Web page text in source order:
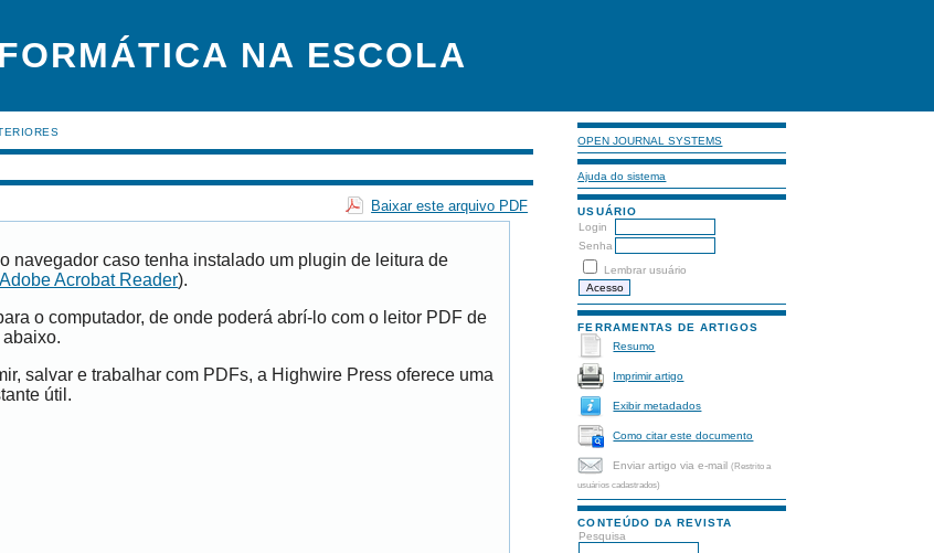
NA ESCOLA
OPEN JOURNAL SYSTEMS
Ajuda do sistema
USUÁRIO
Login
Senha
Lembrar usuário
FERRAMENTAS DE ARTIGOS
Resumo
Imprimir artigo
Exibir metadados
Como citar este documento
Enviar artigo via e-mail(Restrito a
usuários cadastrados)
CONTEÚDO DA REVISTA
Pesquisa
Baixar este arquivo PDF
navegador caso tenha instalado um plugin de leitura de
Adobe Acrobat Reader).
o computador, de onde poderá abrí-lo com o leitor PDF de
salvar e trabalhar com PDFs, a Highwire Press oferece uma
útil.